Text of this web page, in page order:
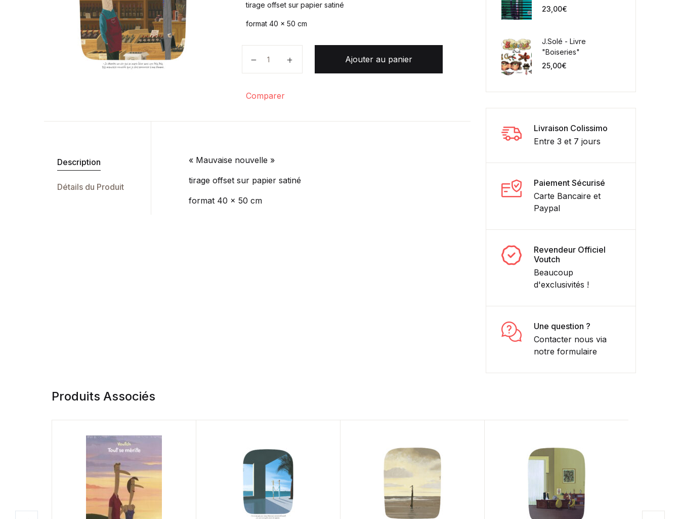
tirage offset sur papier satiné
format 40 x 50 cm
Ajouter au panier
Comparer
Description
Détails du Produit
« Mauvaise nouvelle »
tirage offset sur papier satiné
format 40 x 50 cm
23,00€
J.Solé - Livre
"Boiseries"
25,00€
Livraison Colissimo
Entre 3 et 7 jours
Paiement Sécurisé
Carte Bancaire et
Paypal
Revendeur Officiel
Voutch
Beaucoup
d'exclusivités !
Une question ?
Contacter nous via
notre formulaire
Produits Associés